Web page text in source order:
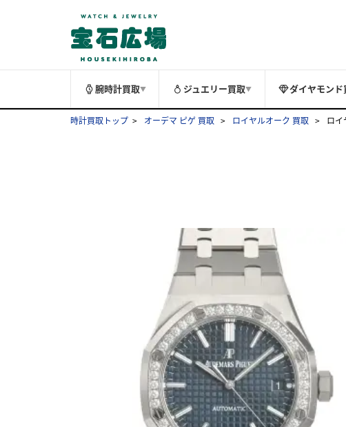
腕時計買取▼ ジュエリー買取▼ ダイヤモンド
時計買取トップ オーデマ ピゲ 買取 ロイヤルオーク 買取 ロイ